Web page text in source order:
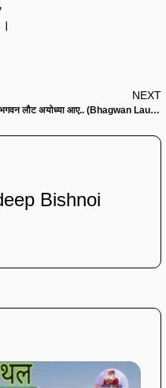
NEXT
भगवन लौट अयोध्या आए.. (Bhagwan Laut Ayodhya Aaye)
Bishnoi